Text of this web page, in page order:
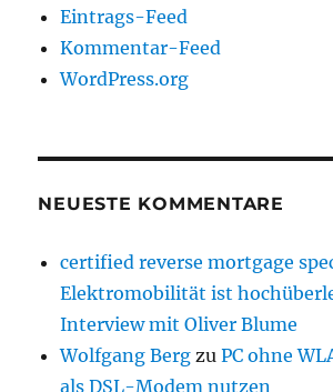
Eintrags-Feed
Kommentar-Feed
WordPress.org
NEUESTE KOMMENTARE
certified reverse mortgage
Elektromobilität ist
Interview mit Oliver Blume
Wolfgang Berg zuPC ohne
als DSL-Modem nutzen